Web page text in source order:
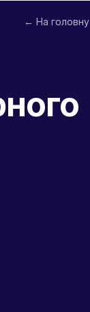
← На головну